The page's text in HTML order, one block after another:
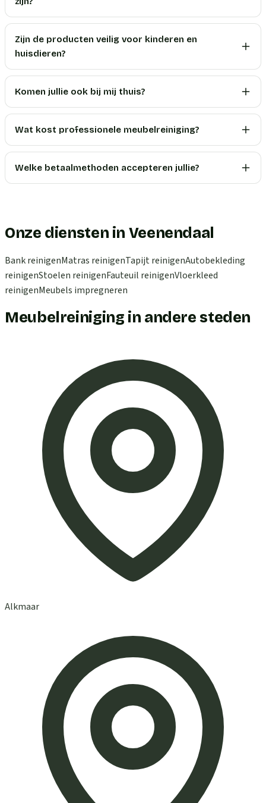
Zijn de producten veilig voor kinderen en
huisdieren?
Komen jullie ook bij mij thuis?
Wat kost professionele meubelreiniging?
Welke betaalmethoden accepteren jullie?
Onze diensten in Veenendaal
Bank reinigenMatras reinigenTapijt reinigenAutobekleding
reinigenStoelen reinigenFauteuil reinigenVloerkleed
reinigenMeubels impregneren
Meubelreiniging in andere steden
Alkmaar